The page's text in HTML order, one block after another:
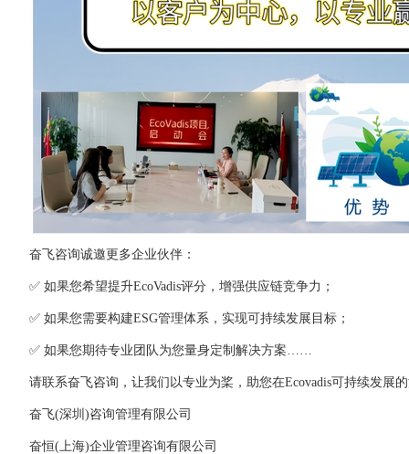
奋飞咨询诚邀更多企业伙伴：
✅ 如果您希望提升EcoVadis评分，增强供应链竞争力；
✅ 如果您需要构建ESG管理体系，实现可持续发展目标；
✅ 如果您期待专业团队为您量身定制解决方案……
请联系奋飞咨询，让我们以专业为桨，助您在Ecovadis可持续发展
奋飞(深圳)咨询管理有限公司
奋恒(上海)企业管理咨询有限公司